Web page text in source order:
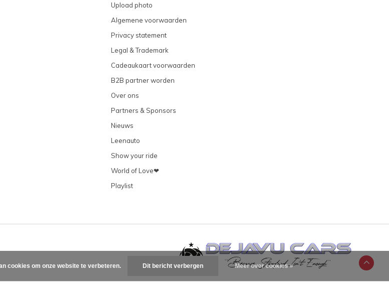
Upload photo
Algemene voorwaarden
Privacy statement
Legal & Trademark
Cadeaukaart voorwaarden
B2B partner worden
Over ons
Partners & Sponsors
Nieuws
Leenauto
Show your ride
World of Love❤
Playlist
cookies om onze website te verbeteren. Dit bericht verbergen Meer over cookies »